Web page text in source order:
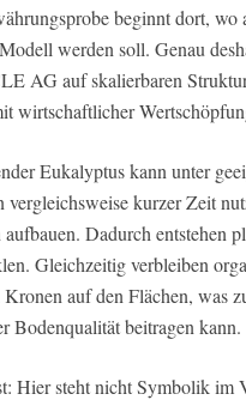
beginnt dort, wo
werden soll. Genau
AG auf skalierbaren
wirtschaftlicher
Eukalyptus kann unter
vergleichsweise kurzer Zeit
Dadurch entstehen
Gleichzeitig verbleiben
auf den Flächen, was
Bodenqualität beitragen kann.
Hier steht nicht Symbolik im